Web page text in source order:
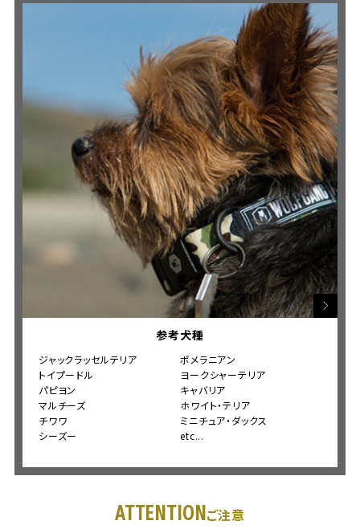
参考犬種
ジャックラッセルテリア
ポメラニアン
トイプードル
ヨークシャーテリア
パピヨン
キャバリア
マルチーズ
ホワイト・テリア
チワワ
ミニチュア・ダックス
シーズー
etc...
ATTENTIONご注意